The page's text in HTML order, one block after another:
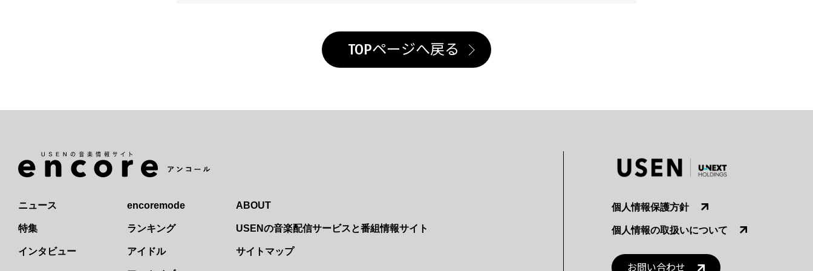
TOPページへ戻る
ニュース
特集
インタビュー
encoremode
ランキング
アイドル
ABOUT
USENの音楽配信サービスと番組情報サイト
サイトマップ
個人情報保護方針
個人情報の取扱いについて
お問い合わせ